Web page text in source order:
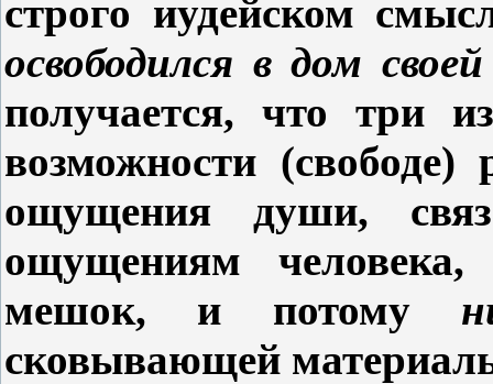
строго иудейском
освободился в дом
получается, что три
возможности
ощущения души,
ощущениям
мешок, и потому
сковывающей